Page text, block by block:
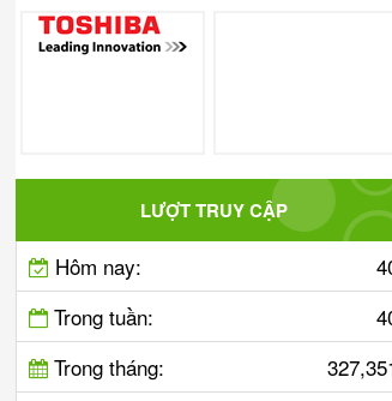
LƯỢT TRUY CẬP
Hôm nay:
Trong tuần:
Trong tháng: